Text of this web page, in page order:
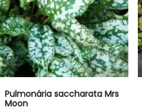
Pulmonária saccharata Mrs
Moon